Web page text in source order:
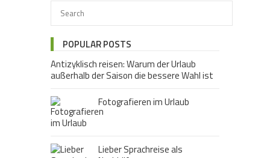
POPULAR POSTS
Antizyklisch reisen: Warum der Urlaub
außerhalb der Saison die bessere Wahl ist
Fotografieren im Urlaub
Lieber Sprachreise als